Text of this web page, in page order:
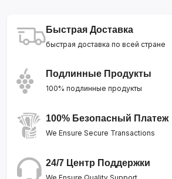
Быстрая Доставка
быстрая доставка по всей стране
Подлинные Продукты
100% подлинные продукты
100% Безопасный Платеж
We Ensure Secure Transactions
24/7 Центр Поддержки